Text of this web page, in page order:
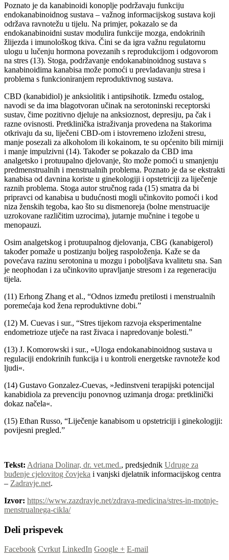
Poznato je da kanabinoidi konoplje podržavaju funkciju
endokanabinoidnog sustava – važnog informacijskog sustava koji
održava ravnotežu u tijelu. Na primjer, pokazalo se da
endokanabinoidni sustav modulira funkcije mozga, endokrinih
žlijezda i imunološkog tkiva. Čini se da igra važnu regulatornu
ulogu u lučenju hormona povezanih s reprodukcijom i odgovorom
na stres (13). Stoga, podržavanje endokanabinoidnog sustava s
kanabinoidima kanabisa može pomoći u prevladavanju stresa i
problema s funkcioniranjem reproduktivnog sustava.
CBD (kanabidiol) je anksiolitik i antipsihotik. Između ostalog,
navodi se da ima blagotvoran učinak na serotoninski receptorski
sustav, čime pozitivno djeluje na anksioznost, depresiju, pa čak i
razne ovisnosti. Pretklinička istraživanja provedena na štakorima
otkrivaju da su, liječeni CBD-om i istovremeno izloženi stresu,
manje posezali za alkoholom ili kokainom, te su općenito bili mirniji
i manje impulzivni (14). Također se pokazalo da CBD ima
analgetsko i protuupalno djelovanje, što može pomoći u smanjenju
predmenstrualnih i menstrualnih problema. Poznato je da se ekstrakti
kanabisa od davnina koriste u ginekologiji i opstetriciji za liječenje
raznih problema. Stoga autor stručnog rada (15) smatra da bi
pripravci od kanabisa u budućnosti mogli učinkovito pomoći i kod
niza ženskih tegoba, kao što su dismenoreja (bolne menstruacije
uzrokovane različitim uzrocima), jutarnje mučnine i tegobe u
menopauzi.
Osim analgetskog i protuupalnog djelovanja, CBG (kanabigerol)
također pomaže u postizanju boljeg raspoloženja. Kaže se da
povećava razinu serotonina u mozgu i poboljšava kvalitetu sna. San
je neophodan i za učinkovito upravljanje stresom i za regeneraciju
tijela.
(11) Erhong Zhang et al., “Odnos između pretilosti i menstrualnih
poremećaja kod žena reproduktivne dobi.”
(12) M. Cuevas i sur., “Stres tijekom razvoja eksperimentalne
endometrioze utječe na rast živaca i napredovanje bolesti.”
(13) J. Komorowski i sur., »Uloga endokanabinoidnog sustava u
regulaciji endokrinih funkcija i u kontroli energetske ravnoteže kod
ljudi«.
(14) Gustavo Gonzalez-Cuevas, »Jedinstveni terapijski potencijal
kanabidiola za prevenciju ponovnog uzimanja droga: pretklinički
dokaz načela«.
(15) Ethan Russo, “Liječenje kanabisom u opstetriciji i ginekologiji:
povijesni pregled.”
Tekst: Adriana Dolinar, dr. vet.med., predsjednik Udruge za
buđenje cjelovitog čovjeka i vanjski djelatnik informacijskog centra
– Zadravje.net.
Izvor: https://www.zazdravje.net/zdrava-medicina/stres-in-motnje-
menstrualnega-cikla/
Deli prispevek
Facebook Cvrkut LinkedIn Google + E-mail